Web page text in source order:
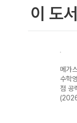
이 도
메가
수학
점 공